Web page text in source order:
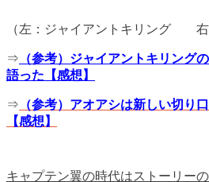
（左：ジャイアントキリング 右
⇒ （参考）ジャイアントキリング
語った【感想】
⇒ （参考）アオアシは新しい切り
【感想】
キャプテン翼の時代はストーリー